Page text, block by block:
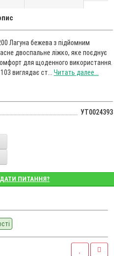
Лагуна бежева з підйомним
двоспальне ліжко, яке поєднує
для щоденного використання.
виглядає ст... Читать далее...
УТ0024393
ПИТАННЯ?